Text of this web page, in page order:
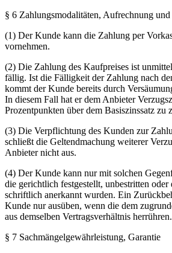
§ 6 Zahlungsmodalitäten, Aufrechnung
(1) Der Kunde kann die Zahlung per
vornehmen.
(2) Die Zahlung des Kaufpreises ist
fällig. Ist die Fälligkeit der Zahlung nach
kommt der Kunde bereits durch
In diesem Fall hat er dem Anbieter
Prozentpunkten über dem Basiszinssatz zu
(3) Die Verpflichtung des Kunden zur
schließt die Geltendmachung weiterer
Anbieter nicht aus.
(4) Der Kunde kann nur mit solchen
die gerichtlich festgestellt, unbestritten
schriftlich anerkannt wurden. Ein
Kunde nur ausüben, wenn die dem
aus demselben Vertragsverhältnis herrühren.
§ 7 Sachmängelgewährleistung, Garantie